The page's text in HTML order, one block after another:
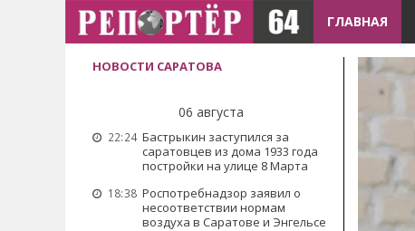
ГЛАВНАЯ
НОВОСТИ САРАТОВА
06 августа
22:24 Бастрыкин заступился за
саратовцев из дома 1933 года
постройки на улице 8 Марта
18:38 Роспотребнадзор заявил о
несоответствии нормам
воздуха в Саратове и Энгельсе